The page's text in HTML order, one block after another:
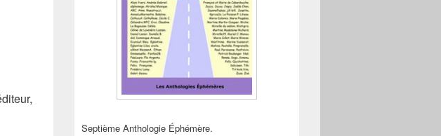
Septième Anthologie Éphémère.